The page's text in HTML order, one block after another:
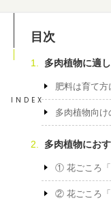
INDEX
目次
多肉植物に適
肥料は育て
多肉植物向け
多肉植物にお
① 花ごころ「
② 花ごころ「